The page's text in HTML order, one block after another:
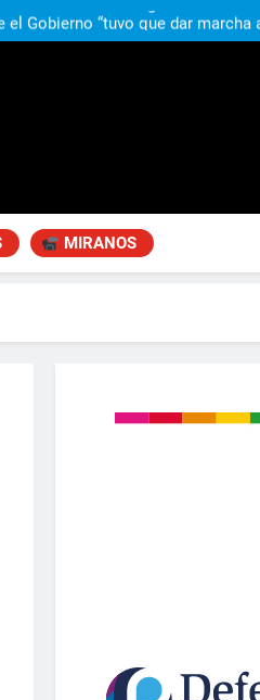
problema que puede volver a
Gobierno “tuvo que dar marcha
de clima político entre los
la visita de León XIV a la
problema que puede volver a
el Gobierno “tuvo que dar marcha
de clima político entre los
la visita de León XIV a la
MIRANOS